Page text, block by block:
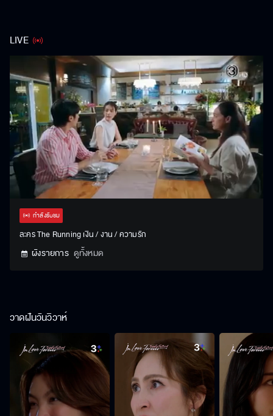
LIVE
Unmute Stream Settings
กำลังรับชม
ละคร The Running เงิน / งาน / ความรัก
ผังรายการ ดูทั้งหมด
วาดฝันวันวิวาห์